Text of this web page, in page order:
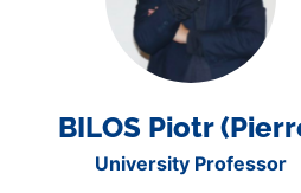
BILOS Piotr
University Professor